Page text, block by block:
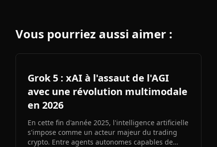
Vous pourriez aussi aimer :
Grok 5 : xAI à l'assaut de l'AGI
avec une révolution multimodale
en 2026
En cette fin d'année 2025, l'intelligence artificielle
s'impose comme un acteur majeur du trading
crypto. Entre agents autonomes capables de